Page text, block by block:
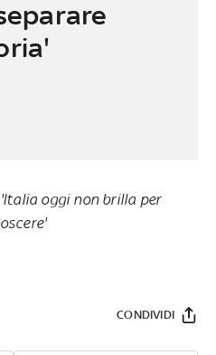
oggi non brilla per
CONDIVIDI